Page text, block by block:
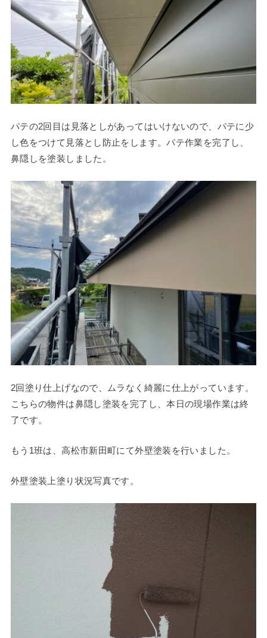
パテの2回目は見落としがあってはいけないので、パテに少
し色をつけて見落とし防止をします。パテ作業を完了し、
鼻隠しを塗装しました。
2回塗り仕上げなので、ムラなく綺麗に仕上がっています。
こちらの物件は鼻隠し塗装を完了し、本日の現場作業は終
了です。
もう1班は、高松市新田町にて外壁塗装を行いました。
外壁塗装上塗り状況写真です。